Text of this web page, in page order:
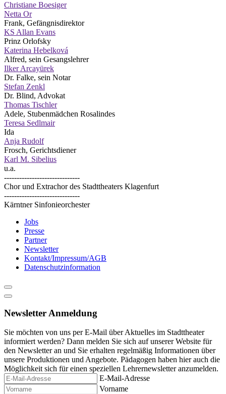
Christiane Boesiger
Netta Or
Frank, Gefängnisdirektor
KS Allan Evans
Prinz Orlofsky
Katerina Hebelková
Alfred, sein Gesangslehrer
Ilker Arcayürek
Dr. Falke, sein Notar
Stefan Zenkl
Dr. Blind, Advokat
Thomas Tischler
Adele, Stubenmädchen Rosalindes
Teresa Sedlmair
Ida
Anja Rudolf
Frosch, Gerichtsdiener
Karl M. Sibelius
u.a.
------------------------------
Chor und Extrachor des Stadttheaters Klagenfurt
------------------------------
Kärntner Sinfonieorchester
Jobs
Presse
Partner
Newsletter
Kontakt/Impressum/AGB
Datenschutzinformation
Newsletter Anmeldung
Sie möchten von uns per E-Mail über Aktuelles im Stadttheater
informiert werden? Dann melden Sie sich auf unserer Website für
den Newsletter an und Sie erhalten regelmäßig Informationen über
unsere Produktionen und Angebote. Pädagogen haben hier auch die
Möglichkeit sich für einen speziellen Lehrernewsletter anzumelden.
E-Mail-Adresse
Vorname